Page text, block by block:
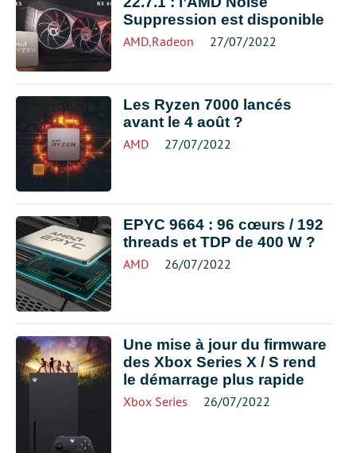
Suppression est disponible
AMD,Radeon 27/07/2022
Les Ryzen 7000 lancés
avant le 4 août ?
AMD 27/07/2022
EPYC 9664 : 96 cœurs / 192
threads et TDP de 400 W ?
AMD 26/07/2022
Une mise à jour du firmware
des Xbox Series X / S rend
le démarrage plus rapide
Xbox Series 26/07/2022